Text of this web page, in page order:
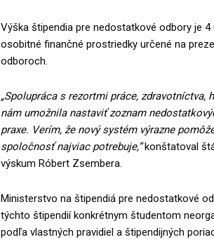
Výška štipendia pre nedostatkové odbory je
osobitné finančné prostriedky určené na
odboroch.
„Spolupráca s rezortmi práce,
nám umožnila nastaviť zoznam
praxe. Verím, že nový systém výrazne
spoločnosť najviac potrebuje,”konštatoval
výskum Róbert Zsembera.
Ministerstvo na štipendiá pre nedostatkové
týchto štipendií konkrétnym študentom
podľa vlastných pravidiel a štipendijných